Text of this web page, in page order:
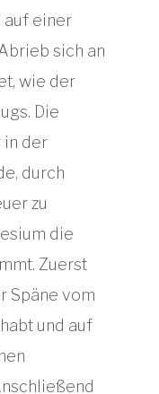
auf einer
sich an
wie der
Die
in der
durch
zu
die
Zuerst
Späne vom
und auf